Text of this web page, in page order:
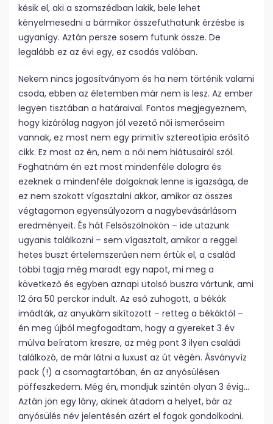
késik el, aki a szomszédban lakik, bele lehet
kényelmesedni a bármikor összefuthatunk érzésbe is
ugyanígy. Aztán persze sosem futunk össze. De
legalább ez az évi egy, ez csodás valóban.
Nekem nincs jogosítványom és ha nem történik valami
csoda, ebben az életemben már nem is lesz. Az ember
legyen tisztában a határaival. Fontos megjegyeznem,
hogy kizárólag nagyon jól vezető női ismerőseim
vannak, ez most nem egy primitív sztereotípia erősítő
cikk. Ez most az én, nem a női nem hiátusairól szól.
Foghatnám én ezt most mindenféle dologra és
ezeknek a mindenféle dolgoknak lenne is igazsága, de
ez nem szokott vígasztalni akkor, amikor az összes
végtagomon egyensúlyozom a nagybevásárlásom
eredményeit. És hát Felsőszölnökön – ide utazunk
ugyanis találkozni – sem vígasztalt, amikor a reggel
hetes buszt értelemszerűen nem értük el, a család
többi tagja még maradt egy napot, mi meg a
következő és egyben aznapi utolsó buszra vártunk, ami
12 óra 50 perckor indult. Az eső zuhogott, a békák
imádták, az anyukám sikítozott – retteg a békáktól –
én meg újból megfogadtam, hogy a gyereket 3 év
múlva beíratom kreszre, az még pont 3 ilyen családi
találkozó, de már látni a luxust az út végén. Ásványvíz
pack (!) a csomagtartóban, én az anyósülésen
pöffeszkedem. Még én, mondjuk szintén olyan 3 évig…
Aztán jön egy lány, akinek átadom a helyet, bár az
anyósülés név jelentésén azért el fogok gondolkodni.